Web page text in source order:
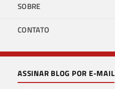
SOBRE
CONTATO
ASSINAR BLOG POR E-MAIL